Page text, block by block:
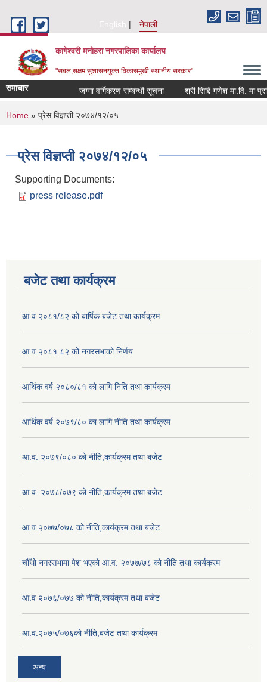
English
नेपाली
कागेश्वरी मनोहरा नगरपालिका कार्यालय
"सबल,सक्षम सुशासनयुक्त विकासमुखी स्थानीय सरकार"
समाचार जग्गा वर्गिकरण सम्बन्धी सूचना श्री सिद्दि गणेश मा.वि. मा
You are here
Home » प्रेस विज्ञप्ती २०७४/१२/०५
प्रेस विज्ञप्ती २०७४/१२/०५
Supporting Documents:
press release.pdf
बजेट तथा कार्यक्रम
आ.व.२०८१/८२ को बार्षिक बजेट तथा कार्यक्रम
आ.व.२०८१ ८२ को नगरसभाको निर्णय
आर्थिक वर्ष २०८०/८१ को लागि निति तथा कार्यक्रम
आर्थिक वर्ष २०७९/८० का लागि नीति तथा कार्यक्रम
आ.व. २०७९/०८० को नीति,कार्यक्रम तथा बजेट
आ.व. २०७८/०७९ को नीति,कार्यक्रम तथा बजेट
आ.व.२०७७/०७८ को नीति,कार्यक्रम तथा बजेट
चौँथो नगरसभामा पेश भएको आ.व. २०७७/७८ को नीति तथा कार्यक्रम
आ.व २०७६/०७७ को नीति,कार्यक्रम तथा बजेट
आ.व.२०७५/०७६को नीति,बजेट तथा कार्यक्रम
अन्य